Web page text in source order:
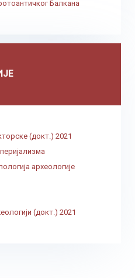
Балкана
(докт.) 2021
археологије
(докт.) 2021